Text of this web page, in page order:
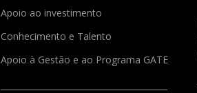
Apoio ao investimento
Conhecimento e Talento
Apoio à Gestão e ao Programa GATE